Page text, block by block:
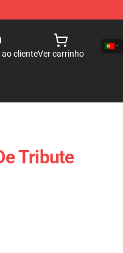
clienteVer carrinho
Tribute